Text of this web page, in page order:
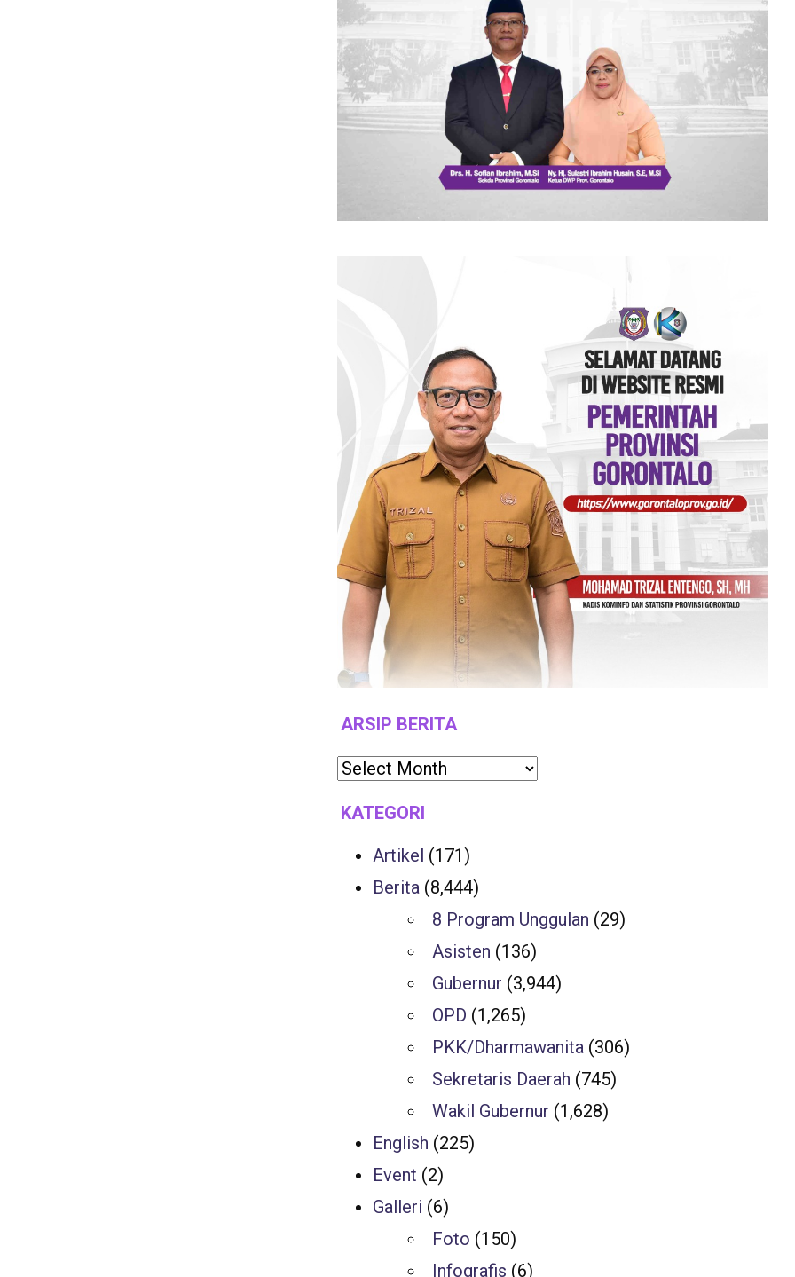
ARSIP BERITA
KATEGORI
Artikel (171)
Berita (8,444)
8 Program Unggulan (29)
Asisten (136)
Gubernur (3,944)
OPD (1,265)
PKK/Dharmawanita (306)
Sekretaris Daerah (745)
Wakil Gubernur (1,628)
English (225)
Event (2)
Galleri (6)
Foto (150)
Infografis (6)